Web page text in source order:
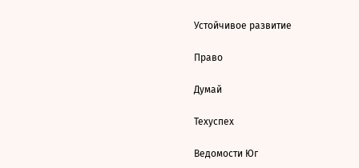
Устойчивое развитие
Право
Думай
Техуспех
Ведомости Юг